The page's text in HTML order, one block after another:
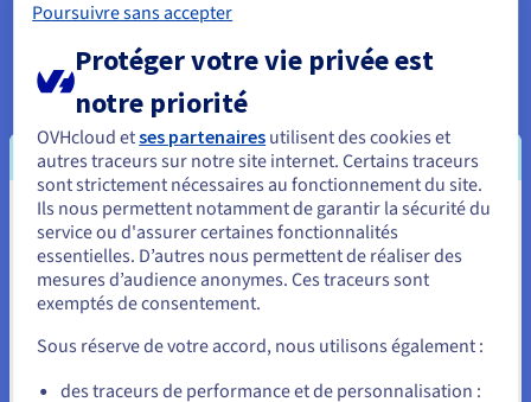
données, testez minutieusement votre site sur le nouveau
serveur. Accédez à votre site web à l'aide d'une URL
temporaire ou de l'adresse IP de votre serveur.
Naviguez sur les différentes pages et les formulaires de test et
vérifiez si tout fonctionne comme prévu. Prêtez une attention
particulière aux fonctionnalités pilotées par la base de
données, en vous assurant qu'après le transfert de celle-ci,
elles se connectent et interagissent correctement avec votre
nouvelle base de données importée. En cas d'erreur, vérifiez
les paramètres de connexion à la base de données et assurez-
vous que tous les fichiers ont été téléchargés correctement.
Cette phase de test est cruciale pour identifier et traiter les
problèmes potentiels avant de lancer votre site web sur le
et d’assurer un transfert et une transition en douceur de vos
Vous semblez être localisé en États-
Unis.
Pour commander, rendez-vous sur le site de votre pays (États-
Allez sur le site États-Unis
Poursuivre sans accepter
Protéger votre vie privée est
notre priorité
OVHcloud etses partenaires utilisent des cookies et
autres traceurs sur notre site internet. Certains traceurs
sont strictement nécessaires au fonctionnement du site.
Ils nous permettent notamment de garantir la sécurité du
service ou d'assurer certaines fonctionnalités
essentielles. D’autres nous permettent de réaliser des
mesures d’audience anonymes. Ces traceurs sont
exemptés de consentement.
Sous réserve de votre accord, nous utilisons également :
des traceurs de performance et de personnalisation :